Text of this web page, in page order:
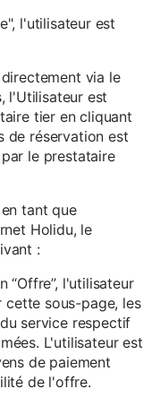
l'utilisateur est
via le
l'Utilisateur est
tier en cliquant
de réservation est
le prestataire
tant que
Holidu, le
:
“Offre”, l'utilisateur
cette sous-page, les
service respectif
L'utilisateur est
de paiement
de l'offre.